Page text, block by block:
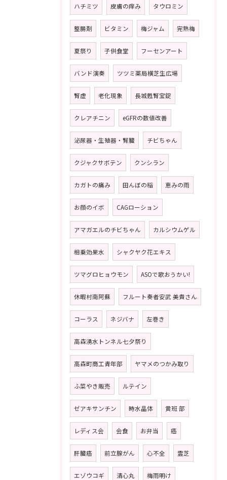
ハチミツ 皮膚の痒み タウロミン
整腸剤 ビタミン 梅ジャム 完熟梅
夏祭り 子供食堂 フーセンアート
バンド演奏 ツツミ薬局横芝生広場
腎虚 老化現象 長城甦腎宝錠
クレアチニン eGFRの数値改善
泌尿器・生殖器・腎臓 チビちゃん
クジャクサボテン クンシラン
カガトの痛み 田んぼの稲 恵みの雨
お顔のイボ CAGローション
アマガエルのチビちゃん カルシウムゲル
相乗効果水 シャクヤク花エキス
ツマグロヒョウモン ASOで歌おうかい!
休暇村南阿蘇 フルート奏者安武 美貴さん
コーラス ネジバナ 左巻き
高森湧水トンネル七夕祭り
高森町商工青年部 ヤマメのつかみ取り
ふ菜やき販売 ルテイン
ゼアキサンチン 時水晶体 黄班 部
レディス会 会食 お弁当 癌
肝臓癌 前立腺がん 心不全 霊芝
エゾウコギ 清心丸 梅雨明け